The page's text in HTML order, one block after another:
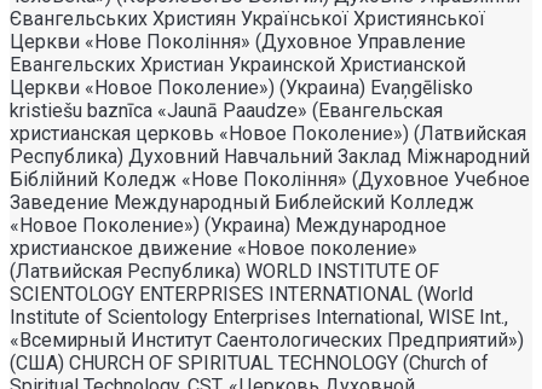
Євангельських Християн Української Християнської
Церкви «Нове Поколiння» (Духовное Управление
Евангельских Христиан Украинской Христианской
Церкви «Новое Поколение») (Украина) Evaņgēlisko
kristiešu baznīca «Jaunā Paaudze» (Евангельская
христианская церковь «Новое Поколение») (Латвийская
Республика) Духовний Навчальний Заклад Міжнародний
Біблійний Коледж «Нове Покоління» (Духовное Учебное
Заведение Международный Библейский Колледж
«Новое Поколение») (Украина) Международное
христианское движение «Новое поколение»
(Латвийская Республика) WORLD INSTITUTE OF
SCIENTOLOGY ENTERPRISES INTERNATIONAL (World
Institute of Scientology Enterprises International, WISE Int.,
«Всемирный Институт Саентологических Предприятий»)
(США) CHURCH OF SPIRITUAL TECHNOLOGY (Church of